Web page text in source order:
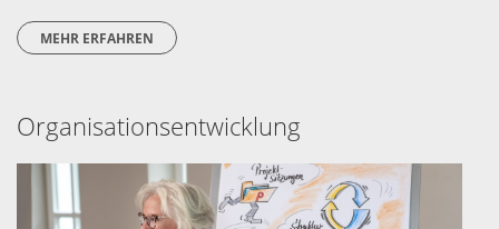
MEHR ERFAHREN
Organisationsentwicklung